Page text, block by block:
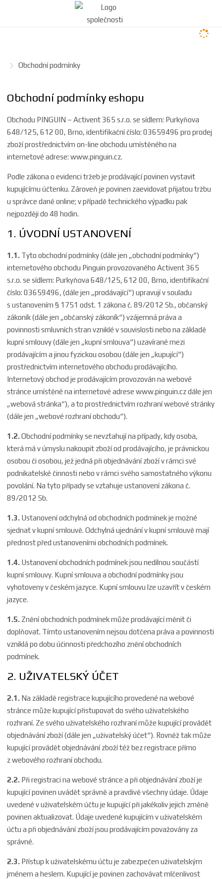
Ú
d
a
n
a
Obchodní podmínky
Obchodní podmínky eshopu
Obchodu PINGUIN – Activent 365 s.r.o. se sídlem: Purkyňova
648/125, 612 00, Brno,identifikační číslo: 03659496 pro prodej
zboží prostřednictvím on-line obchodu umístěného na
internetové adrese:www.pinguin.cz.
Podle zákona o evidenci tržeb je prodávající povinen vystavit
kupujícímu účtenku. Zároveň je povinen zaevidovat přijatou tržbu
u správce daně online; v případě technického výpadku pak
nejpozději do 48 hodin.
1. ÚVODNÍ USTANOVENÍ
1.1. Tyto obchodní podmínky (dále jen „obchodní podmínky“)
internetového obchodu Pinguin provozovaného Activent 365
s.r.o. se sídlem: Purkyňova 648/125, 612 00, Brno, identifikační
číslo: 03659496, (dále jen „prodávající“) upravují v souladu
s ustanovením § 1751 odst. 1 zákona č. 89/2012 Sb., občanský
zákoník (dále jen „občanský zákoník“) vzájemná práva a
povinnosti smluvních stran vzniklé v souvislosti nebo na základě
kupní smlouvy (dále jen „kupní smlouva“) uzavírané mezi
prodávajícím a jinou fyzickou osobou (dále jen „kupující“)
prostřednictvím internetového obchodu prodávajícího.
Internetový obchod je prodávajícím provozován na webové
stránce umístěné na internetové adresewww.pinguin.czdále jen
„webová stránka“), a to prostřednictvím rozhraní webové stránky
(dále jen „webové rozhraní obchodu“).
1.2.Obchodní podmínky se nevztahují na případy, kdy osoba,
která má v úmyslu nakoupit zboží od prodávajícího, je právnickou
osobou či osobou, jež jedná při objednávání zboží v rámci své
podnikatelské činnosti nebo v rámci svého samostatného výkonu
povolání. Na tyto případy se vztahuje ustanovení zákona č.
89/2012 Sb.
1.3. Ustanovení odchylná od obchodních podmínek je možné
sjednat v kupní smlouvě. Odchylná ujednání v kupní smlouvě mají
přednost před ustanoveními obchodních podmínek.
1.4. Ustanovení obchodních podmínek jsou nedílnou součástí
kupní smlouvy. Kupní smlouva a obchodní podmínky jsou
vyhotoveny v českém jazyce. Kupní smlouvu lze uzavřít v českém
jazyce.
1.5. Znění obchodních podmínek může prodávající měnit či
doplňovat. Tímto ustanovením nejsou dotčena práva a povinnosti
vzniklá po dobu účinnosti předchozího znění obchodních
podmínek.
2. UŽIVATELSKÝ ÚČET
2.1. Na základě registrace kupujícího provedené na webové
stránce může kupující přistupovat do svého uživatelského
rozhraní. Ze svého uživatelského rozhraní může kupující provádět
objednávání zboží (dále jen „uživatelský účet“). Rovněž tak může
kupující provádět objednávání zboží též bez registrace přímo
z webového rozhraní obchodu.
2.2. Při registraci na webové stránce a při objednávání zboží je
kupující povinen uvádět správně a pravdivě všechny údaje. Údaje
uvedené v uživatelském účtu je kupující při jakékoliv jejich změně
povinen aktualizovat. Údaje uvedené kupujícím v uživatelském
účtu a při objednávání zboží jsou prodávajícím považovány za
správné.
2.3. Přístup k uživatelskému účtu je zabezpečen uživatelským
jménem a heslem. Kupující je povinen zachovávat mlčenlivost